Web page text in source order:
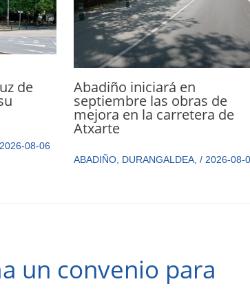
de
2026-08-06
Abadiño iniciará en
septiembre las obras de
mejora en la carretera de
Atxarte
ABADIÑO, DURANGALDEA, / 2026-08-
un convenio para